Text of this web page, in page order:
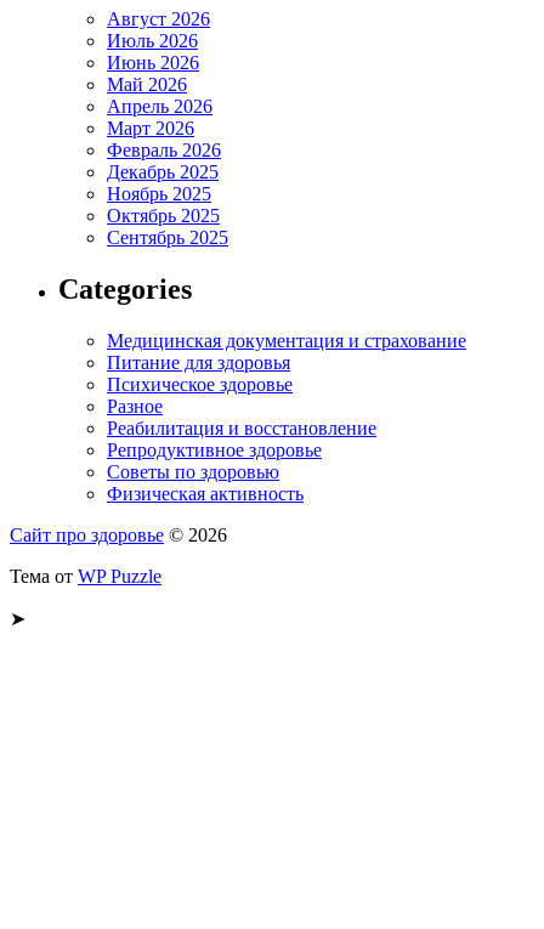
Август 2026
Июль 2026
Июнь 2026
Май 2026
Апрель 2026
Март 2026
Февраль 2026
Декабрь 2025
Ноябрь 2025
Октябрь 2025
Сентябрь 2025
Categories
Медицинская документация и страхование
Питание для здоровья
Психическое здоровье
Разное
Реабилитация и восстановление
Репродуктивное здоровье
Советы по здоровью
Физическая активность
Сайт про здоровье © 2026
Тема от WP Puzzle
➤